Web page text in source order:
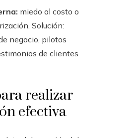
miedo al costo o
Solución:
negocio, pilotos
de clientes
realizar
efectiva